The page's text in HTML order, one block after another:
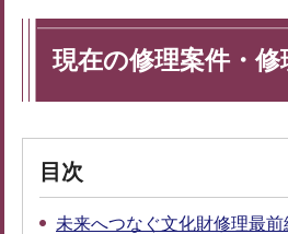
現在の修理案件・
目次
未来へつなぐ文化財修理最